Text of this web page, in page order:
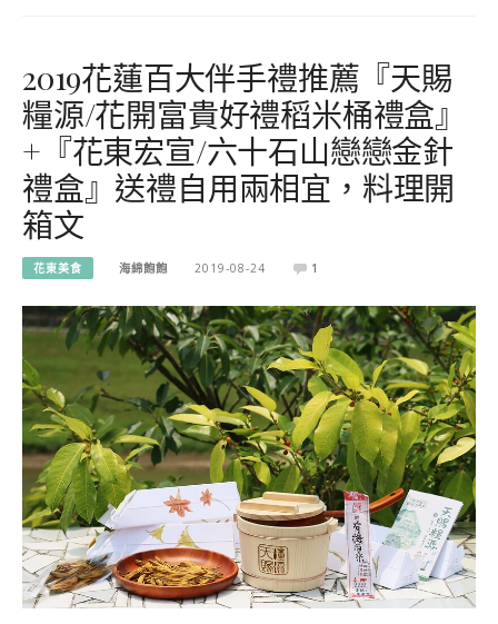
2019花蓮百大伴手禮推薦『天賜
糧源/花開富貴好禮稻米桶禮盒』
+『花東宏宣/六十石山戀戀金針
禮盒』送禮自用兩相宜，料理開
箱文
花東美食 海綿飽飽 2019-08-24 1